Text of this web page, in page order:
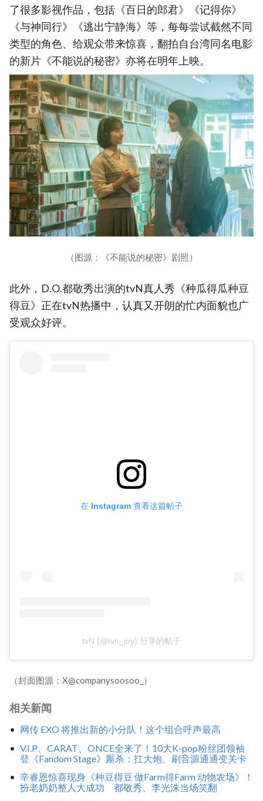
了很多影视作品，包括《百日的郎君》《记得你》
《与神同行》《逃出宁静海》等，每每尝试截然不同
类型的角色、给观众带来惊喜，翻拍自台湾同名电影
的新片《不能说的秘密》亦将在明年上映。
（图源：《不能说的秘密》剧照）
此外，D.O.都敬秀出演的tvN真人秀《种瓜得瓜种豆
得豆》正在tvN热播中，认真又开朗的忙内面貌也广
受观众好评。
在 Instagram 查看这篇帖子
tvN (@tvn_joy) 分享的帖子
（封面图源：X@companysoosoo_）
相关新闻
网传 EXO 将推出新的小分队！这个组合呼声最高
V.I.P、CARAT、ONCE全来了！10大K-pop粉丝团领袖
登《Fandom Stage》厮杀：扛大炮、刷音源通通变关卡
辛睿恩惊喜现身《种豆得豆 做Farm得Farm 动物农场》！
扮老奶奶整人大成功 都敬秀、李光洙当场笑翻